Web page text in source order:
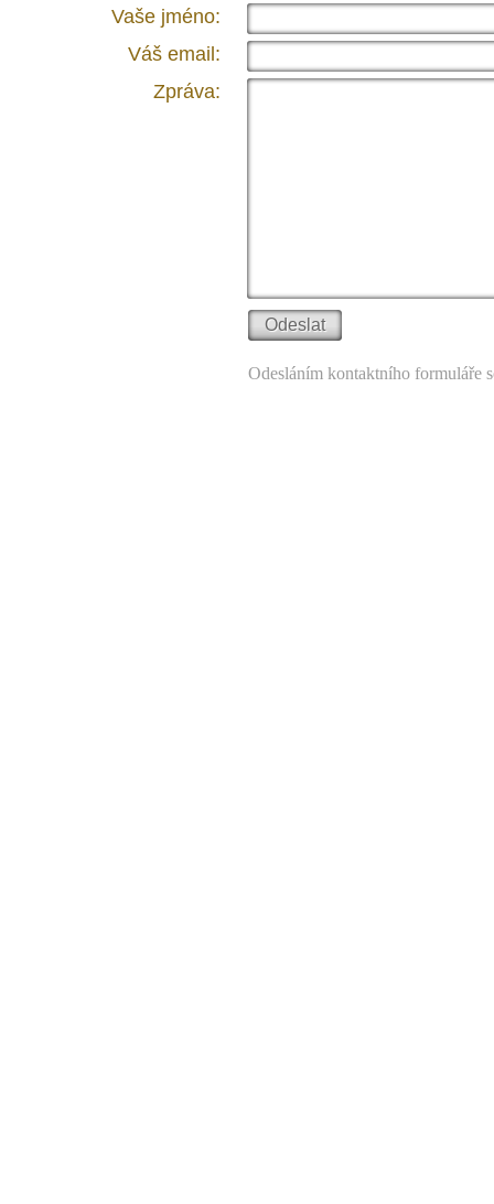
Vaše jméno:
Váš email:
Zpráva:
Odesláním kontaktního formuláře